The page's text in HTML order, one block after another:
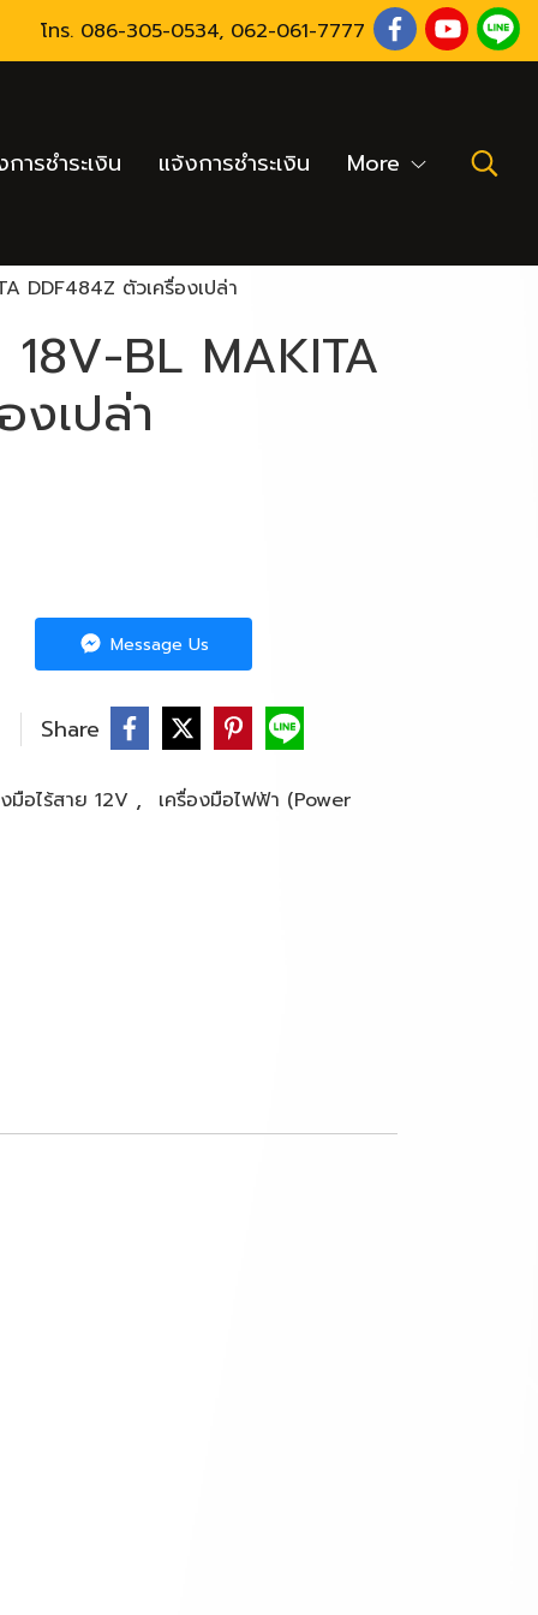
โทร. 086-305-0534, 062-061-7777
ารชำระเงิน แจ้งการชำระเงิน More
DDF484Z ตัวเครื่องเปล่า
18V-BL MAKITA
เปล่า
Message Us
Share
มือไร้สาย 12V , เครื่องมือไฟฟ้า (Power